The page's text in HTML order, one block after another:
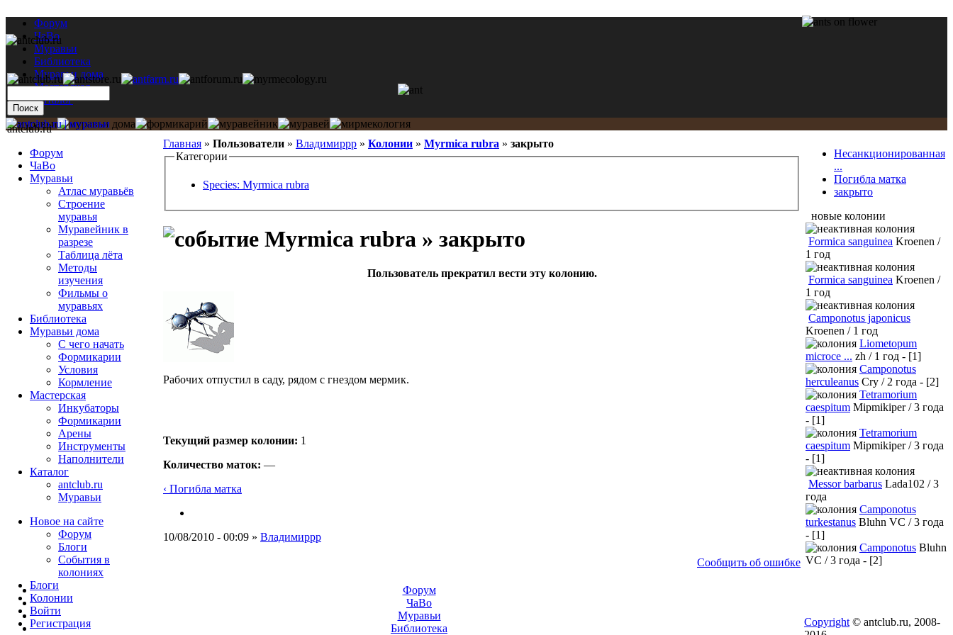
Форум
ЧаВо
Муравьи
Библиотека
Муравьи дома
Мастерская
Каталог
Главная » Пользователи » Владимиррр » Колонии » Myrmica rubra » закрыто
Категории
Species: Myrmica rubra
Myrmica rubra » закрыто
Пользователь прекратил вести эту колонию.
Рабочих отпустил в саду, рядом с гнездом мермик.
Текущий размер кoлонии: 1
Количество маток: —
‹ Погибла матка
10/08/2010 - 00:09 » Владимиррр
Сообщить об ошибке
antclub.ru
Форум
ЧаВо
Муравьи
Атлас муравьёв
Строение
муравья
Муравейник в
разрезе
Таблица лёта
Методы
изучения
Фильмы о
муравьях
Библиотека
Муравьи дома
С чего начать
Формикарии
Условия
Кормление
Мастерская
Инкубаторы
Формикарии
Арены
Инструменты
Наполнители
Каталог
antclub.ru
Муравьи
Новое на сайте
Форум
Блоги
События в
колониях
Блоги
Колонии
Войти
Peгиcтpaция
Несанкционированная
...
Погибла матка
закрыто
новые колонии
Formica sanguinea Kroenen /
1 год
Formica sanguinea Kroenen /
1 год
Camponotus japonicus
Kroenen / 1 год
Liometopum
microce ... zh / 1 год - [1]
Camponotus
herculeanus Cry / 2 года - [2]
Tetramorium
caespitum Mipmikiper / 3 года
- [1]
Tetramorium
caespitum Mipmikiper / 3 года
- [1]
Messor barbarus Lada102 / 3
года
Camponotus
turkestanus Bluhn VC / 3 года
- [1]
Camponotus Bluhn
VC / 3 года - [2]
Форум
ЧаВо
Муравьи
Библиотека
Copyright © antclub.ru, 2008-